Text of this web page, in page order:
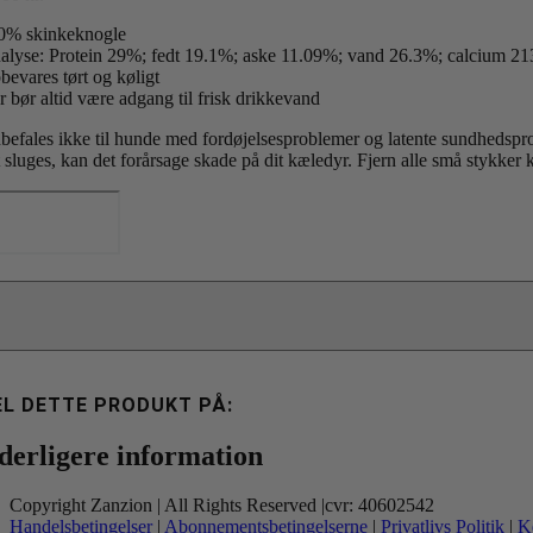
skinkeknogle
Protein 29%; fedt 19.1%; aske 11.09%; vand 26.3%; calcium
tørt og køligt
bør altid være adgang til frisk drikkevand
ikke til hunde med fordøjelsesproblemer og latente
sluges, kan det forårsage skade på dit kæledyr. Fjern alle små
DETTE PRODUKT PÅ:
information
Copyright Zanzion | All Rights Reserved |cvr: 40602542
Handelsbetingelser | Abonnementsbetingelserne | Privatlivs Politik |